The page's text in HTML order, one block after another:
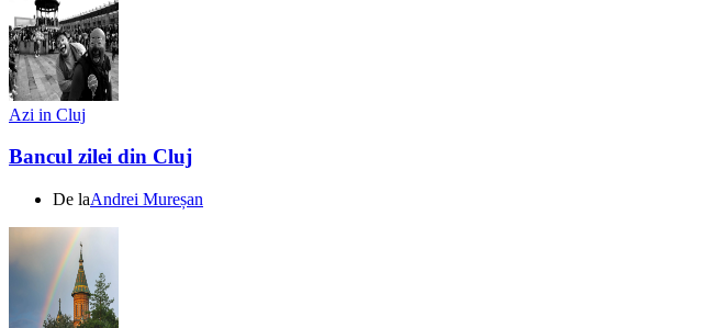
Azi in Cluj
Bancul zilei din Cluj
De laAndrei Mureșan